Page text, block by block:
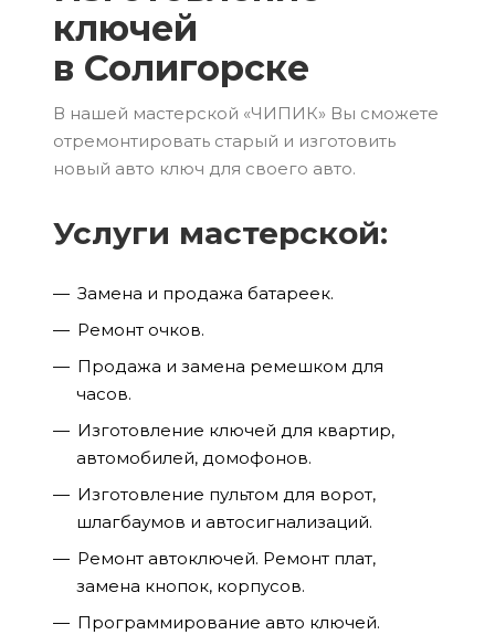
ключей
в Солигорске
В нашей мастерской «ЧИПИК» Вы сможете
отремонтировать старый и изготовить
новый авто ключ для своего авто.
Услуги мастерской:
Замена и продажа батареек.
Ремонт очков.
Продажа и замена ремешком для
часов.
Изготовление ключей для квартир,
автомобилей, домофонов.
Изготовление пультом для ворот,
шлагбаумов и автосигнализаций.
Ремонт автоключей. Ремонт плат,
замена кнопок, корпусов.
Программирование авто ключей.